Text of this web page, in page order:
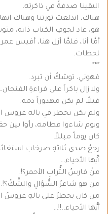
التقينا صدفةً في ذاكرته.
هناك، اندلعت ثورتنا وهناك
هو، عاد لجوفِ الكتاب ذاته،
أمَّا أنا، فلمَّا أزل هنا، أقيس
لحظات.
***
قهوتي، توشكُ أن تبرد.
ولا زال باكراً على قراءةِ
قبلاً، لم يكن مهدوراً دمه.
ولم تكن تخطر في باله عروس
ويوم شاءوا فطامه، رأوا بين
كان يوماً مبللاً.
رجعُ صدى ثلاثةِ صرخاتِ
أيُّها الأحياء…
منْ فارسُ التُّرابِ الأحمر؟!.
من هو شاعرُ السُّؤالِ والشَّكّ؟!.
من كان يخطرُ على بالهِ عروسُ
أيُّها الأحياء..!!…